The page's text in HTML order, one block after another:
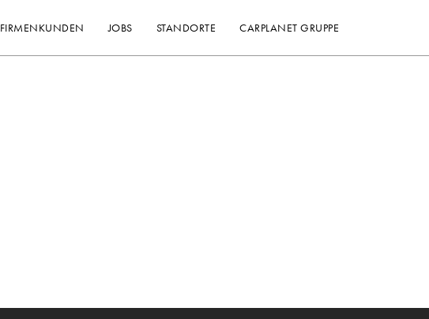
FIRMENKUNDEN JOBS STANDORTE CARPLANET GRUPPE